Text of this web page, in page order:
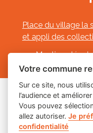
Place du village la
et appli des
Mentions
Votre commune
Sur ce site, nous
l’audience et
Vous pouvez
allez autoriser.Je
confidentialité